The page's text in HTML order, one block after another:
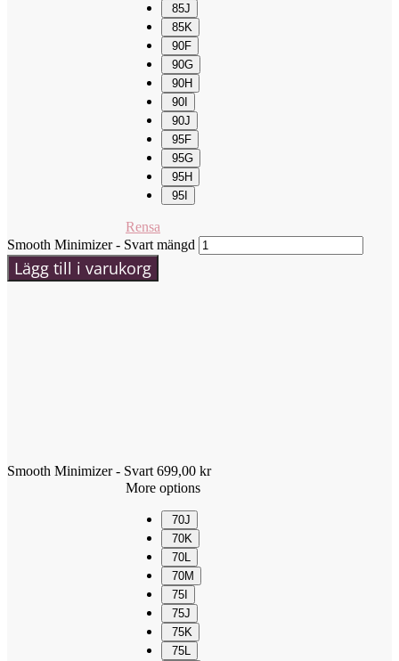
85J
85K
90F
90G
90H
90I
90J
95F
95G
95H
95I
Rensa
Smooth Minimizer - Svart mängd
Lägg till i varukorg
Smooth Minimizer - Svart 699,00 kr
More options
70J
70K
70L
70M
75I
75J
75K
75L